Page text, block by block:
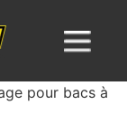
pour bacs à